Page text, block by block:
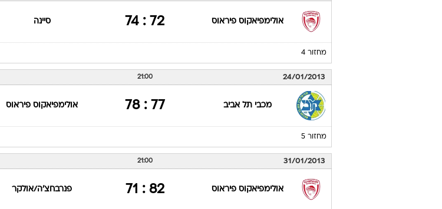
אולימפיאקוס פיראוס 72 : 74 סיינה
מחזור 4
24/01/2013
21:00
מכבי תל אביב 77 : 78 אולימפיאקוס פיראוס
מחזור 5
31/01/2013
21:00
אולימפיאקוס פיראוס 82 : 71 פנרבחצ'ה/אולקר